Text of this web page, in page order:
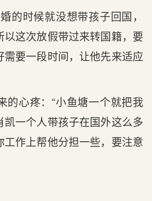
的时候就没想带孩子回国，
这次放假带过来转国籍，要
要一段时间，让他先来适应
的心疼：“小鱼塘一个就把我
一个人带孩子在国外这么多
作上帮他分担一些，要注意